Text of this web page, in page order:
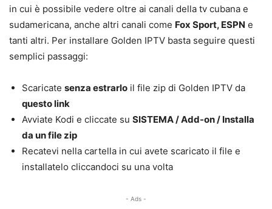
in cui è possibile vedere oltre ai canali della tv cubana e
sudamericana, anche altri canali come Fox Sport, ESPN e
tanti altri. Per installare Golden IPTV basta seguire questi
semplici passaggi:
Scaricate senza estrarlo il file zip di Golden IPTV da
questo link
Avviate Kodi e cliccate su SISTEMA / Add-on / Installa
da un file zip
Recatevi nella cartella in cui avete scaricato il file e
installatelo cliccandoci su una volta
- Ads -